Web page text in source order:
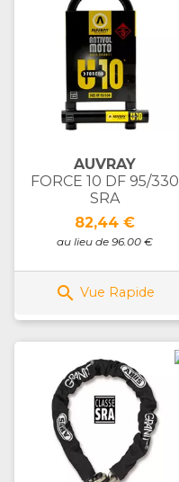
AUVRAY
FORCE 10 DF 95/330
SRA
Prix
82,44 €
au lieu de 96.00 €
 Vue Rapide